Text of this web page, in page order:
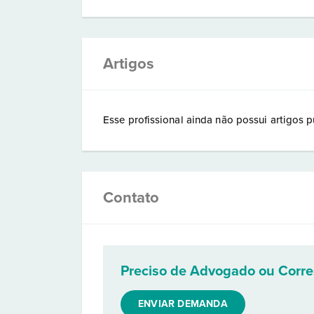
Artigos
Esse profissional ainda não possui artigos
Contato
Preciso de Advogado ou
ENVIAR DEMANDA